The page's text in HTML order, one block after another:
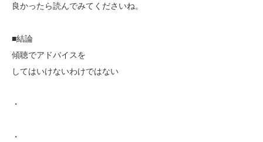
良かったら読んでみてくださいね。
■結論
傾聴でアドバイスを
してはいけないわけではない
・
・